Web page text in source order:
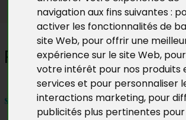
navigation aux fins suivantes :
activer les fonctionnalités de
site Web, pour offrir une
expérience sur le site Web,
votre intérêt pour nos produits
services et pour personnaliser
interactions marketing, pour
publicités plus pertinentes
Ronan Moysan
samedi 24 février 2024 de 15h à 17h